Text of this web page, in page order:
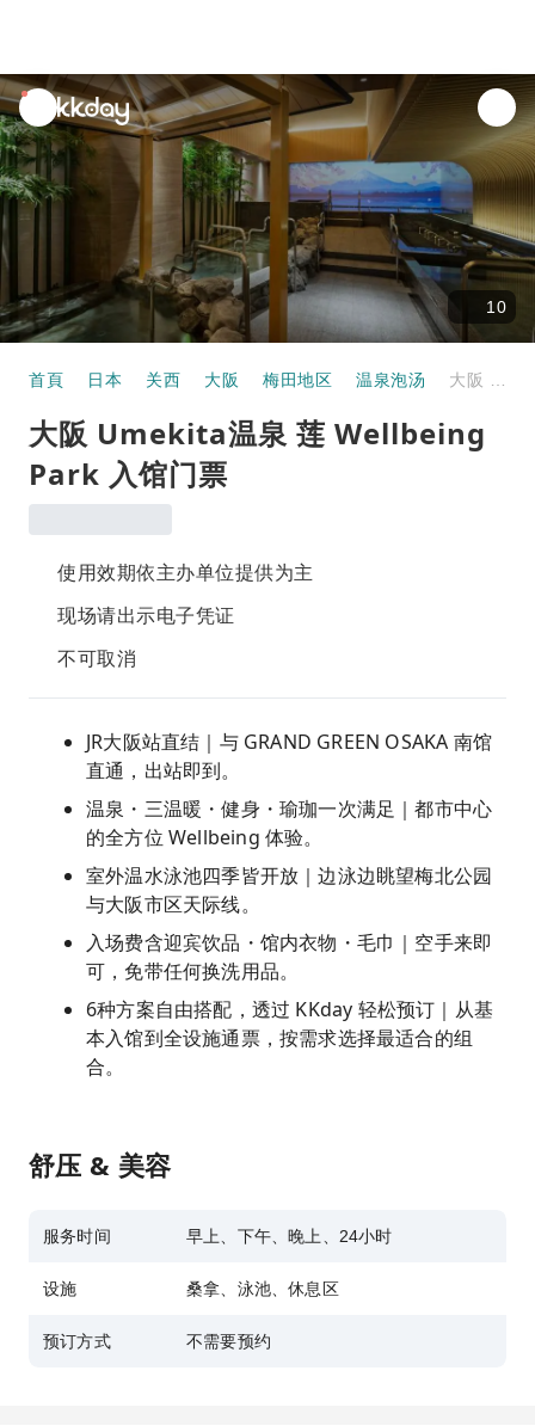
unread
notifications
10
首頁 日本 关西 大阪 梅田地区 温泉泡汤
大阪 Umekita温泉 莲 Wellbeing
Park 入馆门票
使用效期依主办单位提供为主
现场请出示电子凭证
不可取消
JR大阪站直结｜与 GRAND GREEN OSAKA 南馆
直通，出站即到。
温泉・三温暖・健身・瑜珈一次满足｜都市中心
的全方位 Wellbeing 体验。
室外温水泳池四季皆开放｜边泳边眺望梅北公园
与大阪市区天际线。
入场费含迎宾饮品・馆内衣物・毛巾｜空手来即
可，免带任何换洗用品。
6种方案自由搭配，透过 KKday 轻松预订｜从基
本入馆到全设施通票，按需求选择最适合的组
合。
舒压 & 美容
服务时间 早上、下午、晚上、24小时
设施 桑拿、泳池、休息区
预订方式 不需要预约